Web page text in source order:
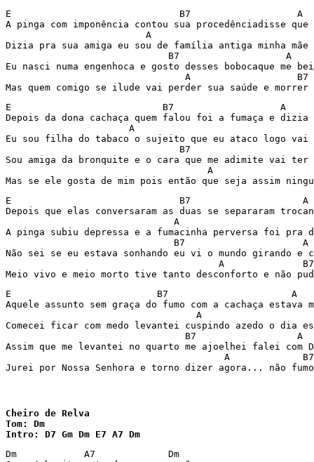
E                              B7                   A
A pinga com imponência contou sua procedênciadisse
A
Dizia pra sua amiga eu sou de família antiga minha mãe
B7                   A
Eu nasci numa engenhoca e gosto desses bobocaque me
A                   B7
Mas quem comigo se ilude vai perder sua saúde e
E                           B7                   A
Depois da dona cachaça quem falou foi a fumaça e
A
Eu sou filha do tabaco o sujeito que eu ataco logo
B7
Sou amiga da bronquite e o cara que me adimite vai
A
Mas se ele gosta de mim pois então que seja assim
E                              B7                    A
Depois que elas conversaram as duas se separaram
A
A pinga subiu depressa e a fumacinha perversa foi pra
B7                     A
Não sei se eu estava sonhando eu vi o mundo girando e
A
Meio vivo e meio morto tive tanto desconforto e não
E                          B7                      A
Aquele assunto sem graça do fumo com a cachaça estava
A
Comecei ficar com medo levantei cuspindo azedo o dia
B7                  A
Assim que me levantei no quarto me ajoelhei falei com
A
Jurei por Nossa Senhora e torno dizer agora... não
Cheiro de Relva
Tom: Dm
Intro: D7 Gm Dm E7 A7 Dm
Dm            A7             Dm